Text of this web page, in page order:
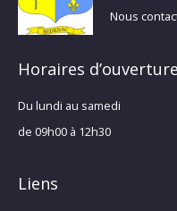
Nous
Horaires
Du lundi au samedi
de 09h00 à 12h30
Liens